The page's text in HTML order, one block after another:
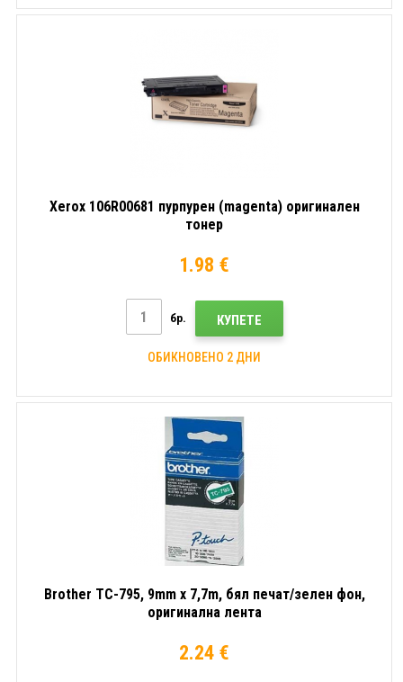
Xerox 106R00681 пурпурен (magenta) оригинален
тонер
1.98 €
бр. КУПЕТЕ
ОБИКНОВЕНО 2 ДНИ
Brother TC-795, 9mm x 7,7m, бял печат/зелен фон,
оригинална лента
2.24 €